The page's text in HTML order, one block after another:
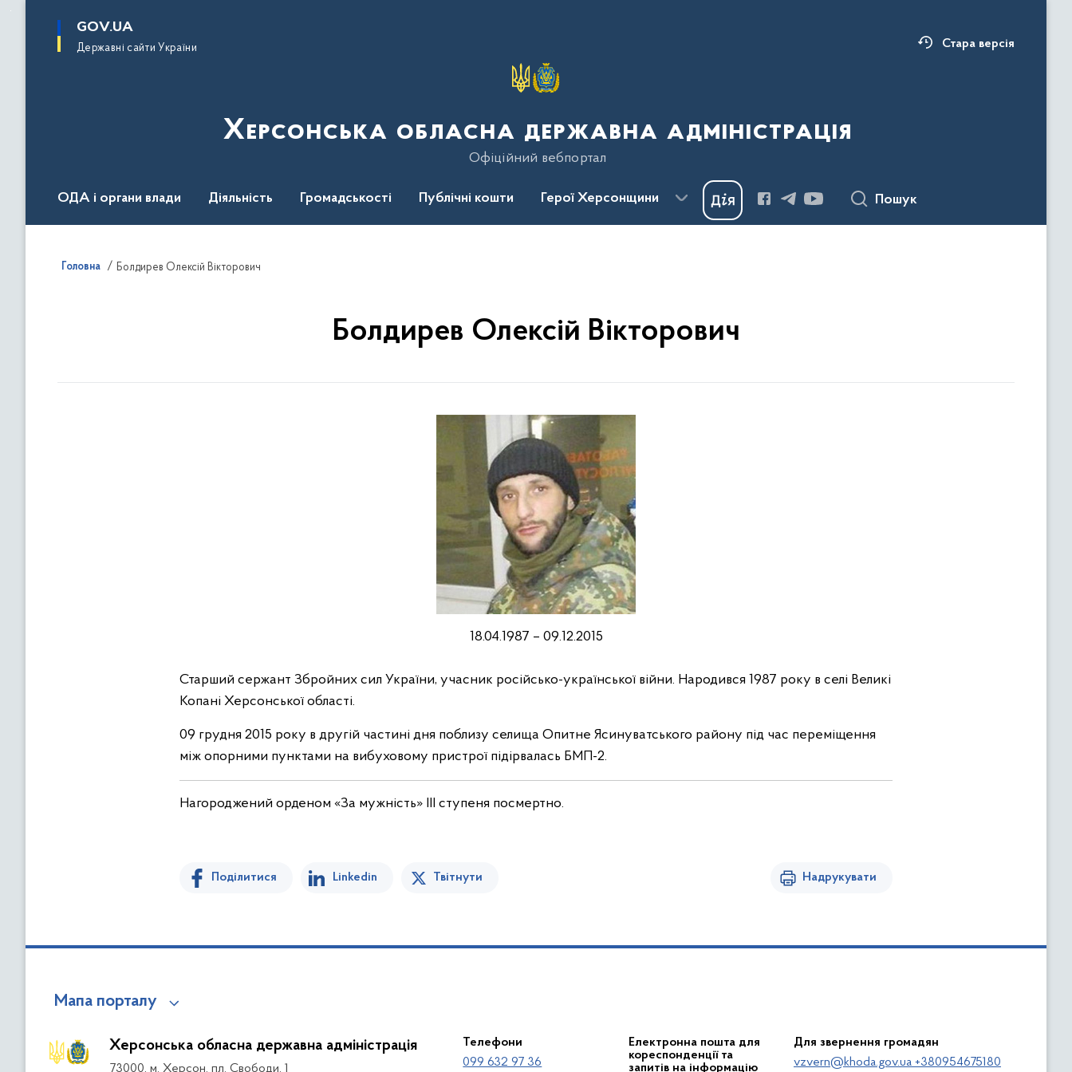
основного
GOV.UA
Державні сайти України Стара версія
Херсонська обласна державна адміністрація
Офіційний вебпортал
ОДА і органи влади Діяльність Громадськості Публічні кошти Герої Херсонщини Пошук
Головна Болдирев Олексій Вікторович
Болдирев Олексій Вікторович
18.04.1987 – 09.12.2015
Старший сержант Збройних сил України, учасник російсько-української війни. Народився 1987 року в селі Великі
Копані Херсонської області.
09 грудня 2015 року в другій частині дня поблизу селища Опитне Ясинуватського району під час переміщення
між опорними пунктами на вибуховому пристрої підірвалась БМП-2.
Нагороджений орденом «За мужність» ІІІ ступеня посмертно.
Поділитися Linkedin Твітнути Надрукувати
Мапа порталу
Херсонська обласна державна адміністрація
73000, м. Херсон, пл. Свободи, 1
Телефони
099 632 97 36
Електронна пошта для
кореспонденції та
запитів на інформацію
Для звернення громадян
vzvern@khoda.gov.ua +380954675180